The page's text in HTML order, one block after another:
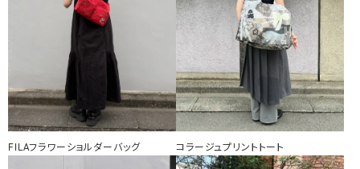
FILAフラワーショルダーバッグ コラージュプリントトート